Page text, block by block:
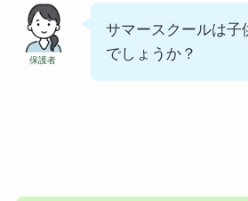
保護者
サマースクールは子
でしょうか？